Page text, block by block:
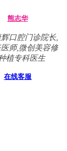
熊志华
口腔门诊院长,
师,微创美容修
植专科医生
在线客服